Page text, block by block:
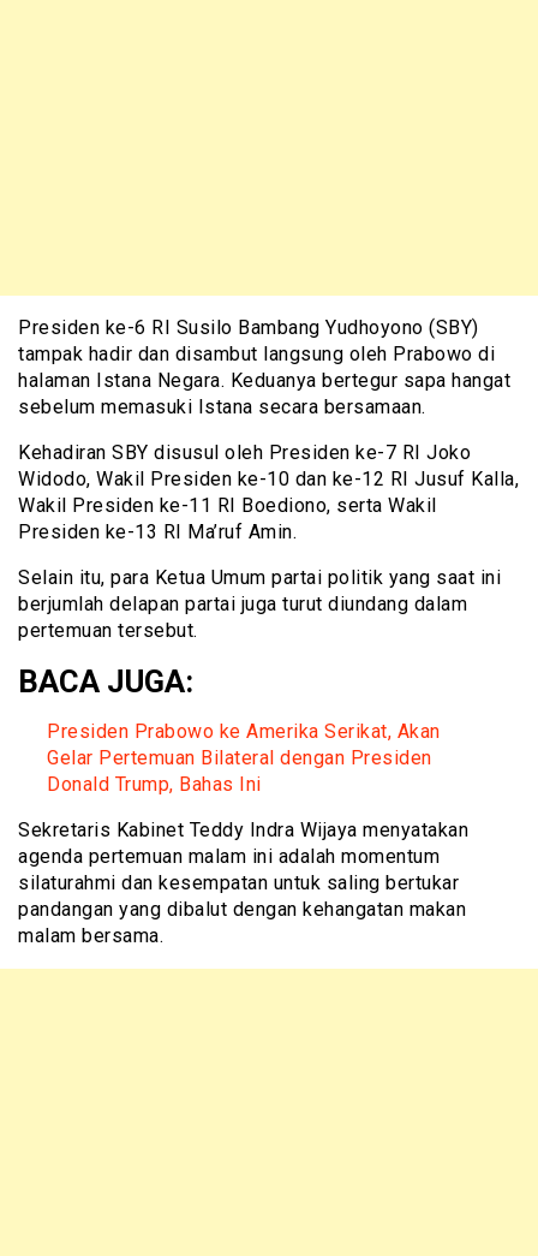
Presiden ke-6 RI Susilo Bambang Yudhoyono (SBY)
tampak hadir dan disambut langsung oleh Prabowo di
halaman Istana Negara. Keduanya bertegur sapa hangat
sebelum memasuki Istana secara bersamaan.
Kehadiran SBY disusul oleh Presiden ke-7 RI Joko
Widodo, Wakil Presiden ke-10 dan ke-12 RI Jusuf Kalla,
Wakil Presiden ke-11 RI Boediono, serta Wakil
Presiden ke-13 RI Ma’ruf Amin.
Selain itu, para Ketua Umum partai politik yang saat ini
berjumlah delapan partai juga turut diundang dalam
pertemuan tersebut.
BACA JUGA:
Presiden Prabowo ke Amerika Serikat, Akan
Gelar Pertemuan Bilateral dengan Presiden
Donald Trump, Bahas Ini
Sekretaris Kabinet Teddy Indra Wijaya menyatakan
agenda pertemuan malam ini adalah momentum
silaturahmi dan kesempatan untuk saling bertukar
pandangan yang dibalut dengan kehangatan makan
malam bersama.